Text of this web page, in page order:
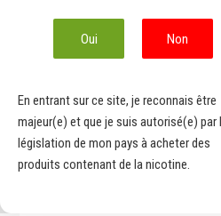
Oui Non
En entrant sur ce site, je reconnais être
majeur(e) et que je suis autorisé(e) par
législation de mon pays à acheter des
produits contenant de la nicotine.